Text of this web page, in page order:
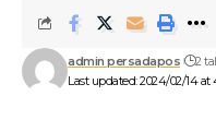
Last updated: 2024/02/14 at
admin persadapos 2